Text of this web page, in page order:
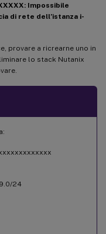
write
delete
*
read
write
routes/
views/
read
delete
Impossibile
di rete dell’istanza i-
provare a ricrearne uno in
lo stack Nutanix
24